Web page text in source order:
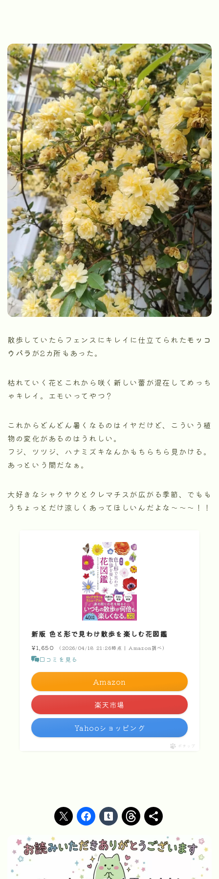
散歩していたらフェンスにキレイに仕立てられたモッコ
ウバラ が2カ所もあった。
枯れていく花とこれから咲く新しい蕾が混在してめっち
ゃキレイ。エモいってやつ？
これからどんどん暑くなるのはイヤだけど、こういう植
物の変化があるのはうれしい。
フジ、ツツジ、ハナミズキなんかもちらちら見かける。
あっという間だなぁ。
大好きなシャクヤクとクレマチスが広がる季節、でもも
うちょっとだけ涼しくあってほしいんだよな～～～！！
新版 色と形で見わけ散歩を楽しむ花図鑑
¥1,650 （2026/04/18 21:26時点 | Amazon調べ）
口コミを見る
Amazon
楽天市場
Yahooショッピング
ポチップ